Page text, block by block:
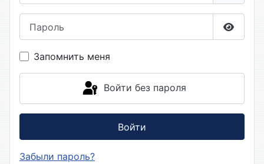
Запомнить меня
Войти без пароля
Войти
Забыли пароль?